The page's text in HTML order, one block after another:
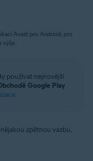
Avast pro Android, pro
výše.
používat nejnovější
Google Play
.
zpětnou vazbu,